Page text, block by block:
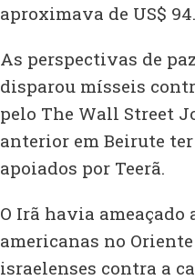
aproximava de US$ 94.
As perspectivas de
disparou mísseis
pelo The Wall Street
anterior em Beirute
apoiados por Teerã.
O Irã havia
americanas no
israelenses contra a